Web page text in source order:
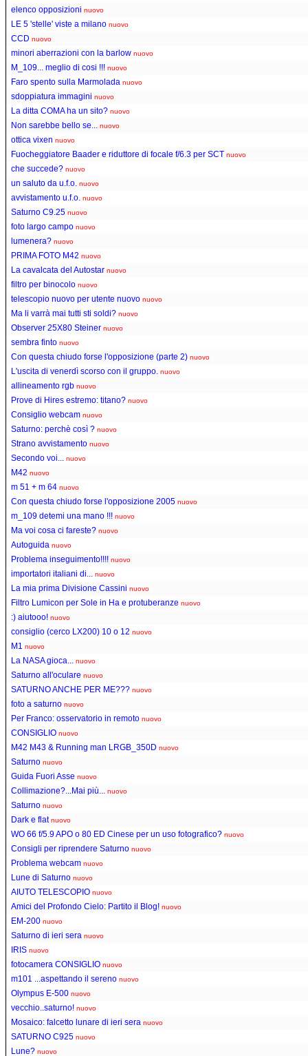
elenco opposizioni nuovo
LE 5 'stelle' viste a milano nuovo
CCD nuovo
minori aberrazioni con la barlow nuovo
M_109... meglio di cosi !!! nuovo
Faro spento sulla Marmolada nuovo
sdoppiatura immagini nuovo
La ditta COMA ha un sito? nuovo
Non sarebbe bello se... nuovo
ottica vixen nuovo
Fuocheggiatore Baader e riduttore di focale f/6.3 per SCT nuovo
che succede? nuovo
un saluto da u.f.o. nuovo
avvistamento u.f.o. nuovo
Saturno C9.25 nuovo
foto largo campo nuovo
lumenera? nuovo
PRIMA FOTO M42 nuovo
La cavalcata del Autostar nuovo
filtro per binocolo nuovo
telescopio nuovo per utente nuovo nuovo
Ma li varrà mai tutti sti soldi? nuovo
Observer 25X80 Steiner nuovo
sembra finto nuovo
Con questa chiudo forse l'opposizione (parte 2) nuovo
L'uscita di venerdì scorso con il gruppo. nuovo
allineamento rgb nuovo
Prove di Hires estremo: titano? nuovo
Consiglio webcam nuovo
Saturno: perchè così ? nuovo
Strano avvistamento nuovo
Secondo voi... nuovo
M42 nuovo
m 51 + m 64 nuovo
Con questa chiudo forse l'opposizione 2005 nuovo
m_109 detemi una mano !!! nuovo
Ma voi cosa ci fareste? nuovo
Autoguida nuovo
Problema inseguimento!!!! nuovo
importatori italiani di... nuovo
La mia prima Divisione Cassini nuovo
Filtro Lumicon per Sole in Ha e protuberanze nuovo
:) aiutooo! nuovo
consiglio (cerco LX200) 10 o 12 nuovo
M1 nuovo
La NASA gioca... nuovo
Saturno all'oculare nuovo
SATURNO ANCHE PER ME??? nuovo
foto a saturno nuovo
Per Franco: osservatorio in remoto nuovo
CONSIGLIO nuovo
M42 M43 & Running man LRGB_350D nuovo
Saturno nuovo
Guida Fuori Asse nuovo
Collimazione?...Mai più... nuovo
Saturno nuovo
Dark e flat nuovo
WO 66 f/5.9 APO o 80 ED Cinese per un uso fotografico? nuovo
Consigli per riprendere Saturno nuovo
Problema webcam nuovo
Lune di Saturno nuovo
AIUTO TELESCOPIO nuovo
Amici del Profondo Cielo: Partito il Blog! nuovo
EM-200 nuovo
Saturno di ieri sera nuovo
IRIS nuovo
fotocamera CONSIGLIO nuovo
m101 ...aspettando il sereno nuovo
Olympus E-500 nuovo
vecchio..saturno! nuovo
Mosaico: falcetto lunare di ieri sera nuovo
SATURNO C925 nuovo
Lune? nuovo